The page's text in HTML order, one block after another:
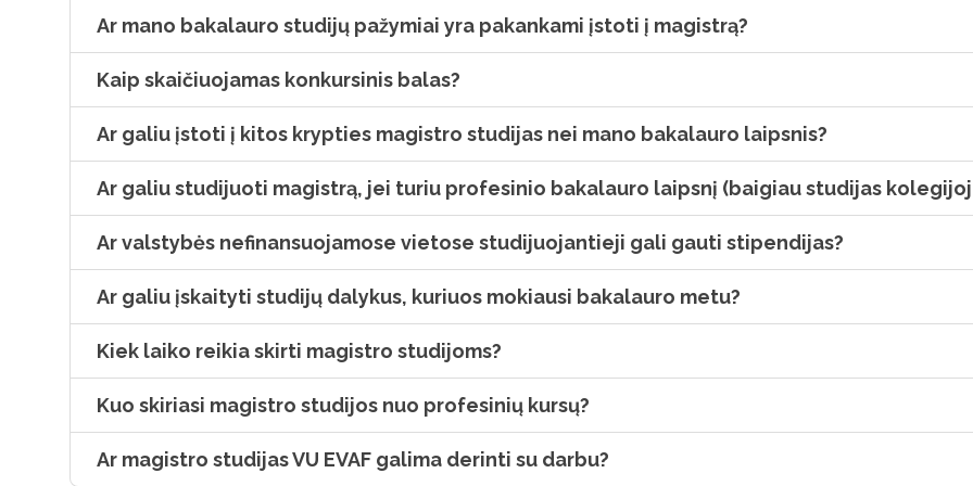
Ar mano bakalauro studijų pažymiai yra pakankami įstoti į magistrą?
Kaip skaičiuojamas konkursinis balas?
Ar galiu įstoti į kitos krypties magistro studijas nei mano bakalauro laipsnis?
Ar galiu studijuoti magistrą, jei turiu profesinio bakalauro laipsnį (baigiau studijas
Ar valstybės nefinansuojamose vietose studijuojantieji gali gauti stipendijas?
Ar galiu įskaityti studijų dalykus, kuriuos mokiausi bakalauro metu?
Kiek laiko reikia skirti magistro studijoms?
Kuo skiriasi magistro studijos nuo profesinių kursų?
Ar magistro studijas VU EVAF galima derinti su darbu?